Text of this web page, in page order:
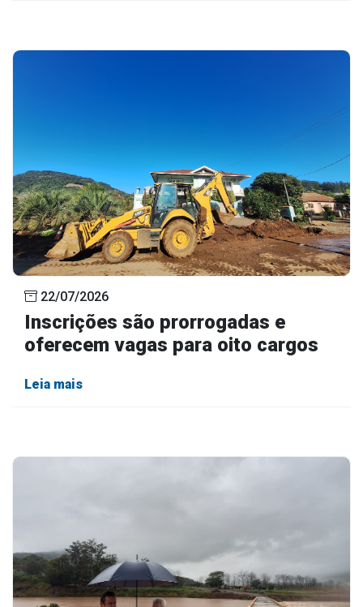
22/07/2026
Inscrições são prorrogadas e
oferecem vagas para oito cargos
Leia mais